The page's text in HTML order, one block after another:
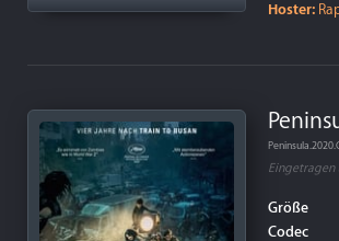
Hoster:
Eingetragen
Größe
Codec